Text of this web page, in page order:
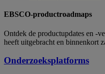
EBSCO-productroadmaps
Ontdek de productupdates en -
heeft uitgebracht en binnenkort
Onderzoeksplatforms